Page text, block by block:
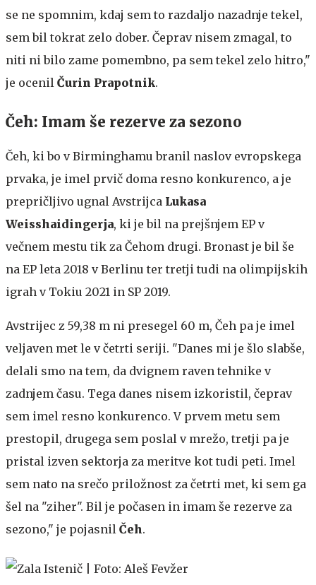
se ne spomnim, kdaj sem to razdaljo nazadnje tekel,
sem bil tokrat zelo dober. Čeprav nisem zmagal, to
niti ni bilo zame pomembno, pa sem tekel zelo hitro,"
je ocenil Čurin Prapotnik.
Čeh: Imam še rezerve za sezono
Čeh, ki bo v Birminghamu branil naslov evropskega
prvaka, je imel prvič doma resno konkurenco, a je
prepričljivo ugnal Avstrijca Lukasa
Weisshaidingerja, ki je bil na prejšnjem EP v
večnem mestu tik za Čehom drugi. Bronast je bil še
na EP leta 2018 v Berlinu ter tretji tudi na olimpijskih
igrah v Tokiu 2021 in SP 2019.
Avstrijec z 59,38 m ni presegel 60 m, Čeh pa je imel
veljaven met le v četrti seriji. "Danes mi je šlo slabše,
delali smo na tem, da dvignem raven tehnike v
zadnjem času. Tega danes nisem izkoristil, čeprav
sem imel resno konkurenco. V prvem metu sem
prestopil, drugega sem poslal v mrežo, tretji pa je
pristal izven sektorja za meritve kot tudi peti. Imel
sem nato na srečo priložnost za četrti met, ki sem ga
šel na "ziher". Bil je počasen in imam še rezerve za
sezono," je pojasnil Čeh.